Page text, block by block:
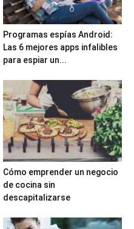
Programas espías Android:
Las 6 mejores apps infalibles
para espiar un...
Cómo emprender un negocio
de cocina sin
descapitalizarse